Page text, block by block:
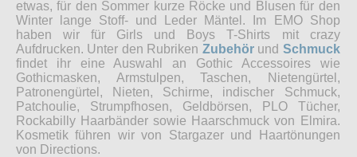
etwas, für den Sommer kurze Röcke und Blusen für den
Winter lange Stoff- und Leder Mäntel. Im EMO Shop
haben wir für Girls und Boys T-Shirts mit crazy
Aufdrucken. Unter den Rubriken Zubehörund Schmuck
findet ihr eine Auswahl an Gothic Accessoires wie
Gothicmasken, Armstulpen, Taschen, Nietengürtel,
Patronengürtel, Nieten, Schirme, indischer Schmuck,
Patchoulie, Strumpfhosen, Geldbörsen, PLO Tücher,
Rockabilly Haarbänder sowie Haarschmuck von Elmira.
Kosmetik führen wir von Stargazer und Haartönungen
von Directions.